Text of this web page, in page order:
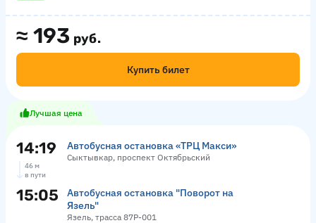
≈ 193 руб.
Купить билет
Лучшая цена
14:19 Автобусная остановка «ТРЦ Макси»
Сыктывкар, проспект Октябрьский
46 м
в пути
15:05
Автобусная остановка "Поворот на
Язель"
Язель, трасса 87Р-001